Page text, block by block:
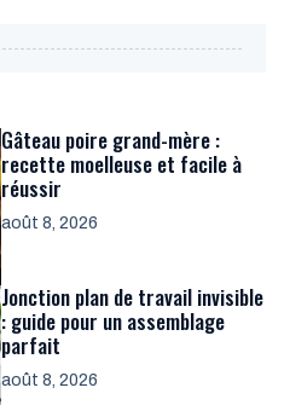
Gâteau poire grand-mère :
recette moelleuse et facile à
réussir
août 8, 2026
Jonction plan de travail invisible
: guide pour un assemblage
parfait
août 8, 2026